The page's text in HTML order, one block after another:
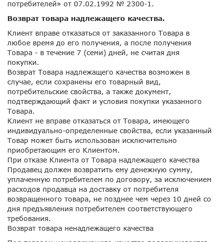
потребителей» от 07.02.1992 № 2300-1.
Возврат товара надлежащего качества.
Клиент вправе отказаться от заказанного Товара в
любое время до его получения, а после получения
Товара - в течение 7 (семи) дней, не считая дня
покупки.
Возврат Товара надлежащего качества возможен в
случае, если сохранены его товарный вид,
потребительские свойства, а также документ,
подтверждающий факт и условия покупки указанного
Товара.
Клиент не вправе отказаться от Товара, имеющего
индивидуально-определенные свойства, если указанный
Товар может быть использован исключительно
приобретающим его Клиентом.
При отказе Клиента от Товара надлежащего качества
Продавец должен возвратить ему денежную сумму,
уплаченную потребителем по договору, за исключением
расходов продавца на доставку от потребителя
возвращенного товара, не позднее чем через 10 дней со
дня предъявления потребителем соответствующего
требования.
Возврат товара ненадлежащего качества